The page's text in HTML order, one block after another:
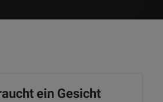
ein Gesicht